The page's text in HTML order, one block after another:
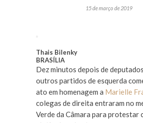
15 de março de 2019
Thais Bilenky
BRASÍLIA
Dez minutos depois de
outros partidos de esquerda
ato em homenagem a Marielle
colegas de direita entraram no
Verde da Câmara para protestar